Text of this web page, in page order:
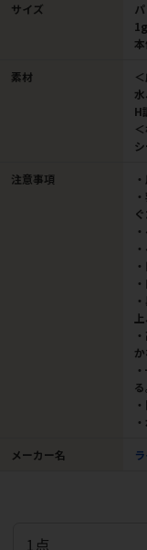
サイズ
1g
素材
H
注意事項
る
メーカー名
1点